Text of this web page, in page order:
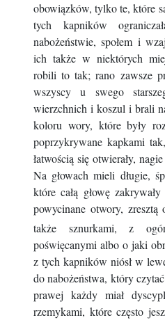
obowiązków, tylko te, które
tych kapników
nabożeństwie, społem i
ich także w niektórych
robili to tak; rano zawsze
wszyscy u swego
wierzchnich i koszul i brali
koloru wory, które były
poprzykrywane kapkami
łatwością się otwierały,
Na głowach mieli długie,
które całą głowę
powycinane otwory,
także sznurkami, z
poświęcanymi albo o jaki
z tych kapników niósł w
do nabożeństwa, który
prawej każdy miał
rzemykami, które często